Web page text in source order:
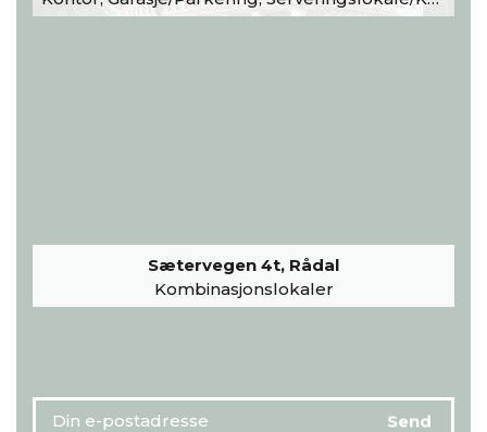
Sætervegen 4t, Rådal
Kombinasjonslokaler